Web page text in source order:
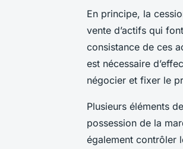
En principe, la
vente d’actifs qui
consistance de ces
est nécessaire
négocier et fixer le
Plusieurs éléments
possession de la
également contrôler